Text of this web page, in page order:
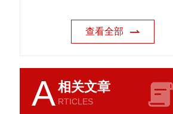
查看全部
A相关文章
RTICLES